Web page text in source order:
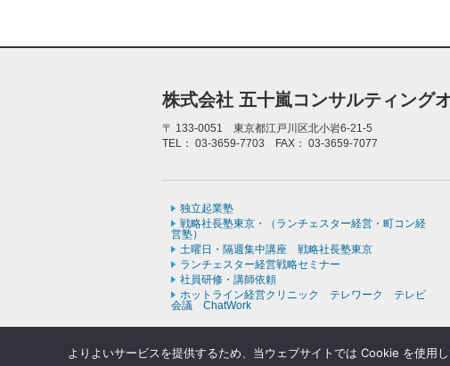
株式会社 五十嵐コンサルティング
〒 133-0051 東京都江戸川区北小岩6-21-5
TEL： 03-3659-7703 FAX： 03-3659-7077
独立起業塾
戦略社長塾東京・（ランチェスター経営・町コン経
営塾）
土曜日・隔週集中講座 戦略社長塾東京
ランチェスター経営戦略セミナー
社員研修・講師依頼
ホットライン経営クリニック テレワーク テレビ
会議 ChatWork
Copyright © ラン
よりよいサービスを提供するため、当ウェブサイトでは Cookie を使用